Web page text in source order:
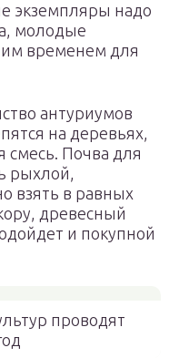
экземпляры надо
молодые
временем для
антуриумов
на деревьях,
смесь. Почва для
рыхлой,
взять в равных
древесный
и покупной
проводят